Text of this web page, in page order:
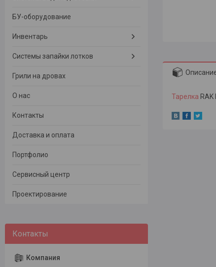
Тарелка
БУ-оборудование
Инвентарь
Системы запайки лотков
Грили на дровах
О нас
Контакты
Доставка и оплата
Портфолио
Сервисный центр
Проектирование